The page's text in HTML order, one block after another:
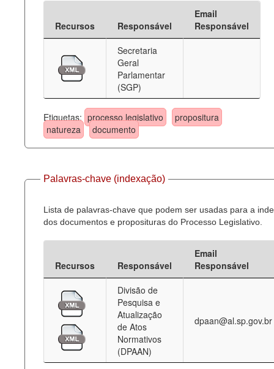
Recursos Responsável
Email
Responsável
Secretaria
Geral
Parlamentar
(SGP)
Etiquetas: processo legislativo
propositura
natureza
documento
Palavras-chave (indexação)
Lista de palavras-chave que podem ser usadas para a
dos documentos e proposituras do Processo Legislativo.
Recursos Responsável
Email
Responsável
Divisão de
Pesquisa e
Atualização
de Atos
Normativos
(DPAAN)
dpaan@al.sp.gov.br